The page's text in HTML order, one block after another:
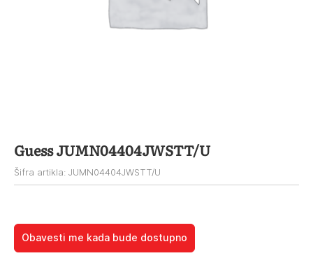
Guess JUMN04404JWSTT/U
Šifra artikla: JUMN04404JWSTT/U
Obavesti me kada bude dostupno